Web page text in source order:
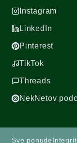
Instagram
LinkedIn
Pinterest
TikTok
Threads
NekNetov
Sve ponude